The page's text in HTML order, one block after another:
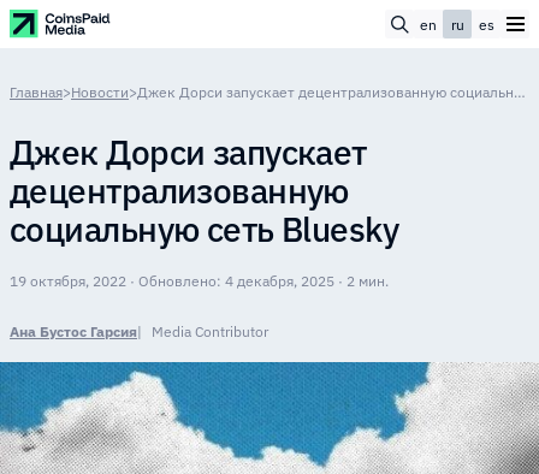
en ru es
Главная>Новости> Джек Дорси запускает децентрализованную социальную сеть Bluesky
Джек Дорси запускает
децентрализованную
социальную сеть Bluesky
19 октября, 2022 · Обновлено: 4 декабря, 2025 · 2 мин.
Ана Бустос Гарсия Media Contributor